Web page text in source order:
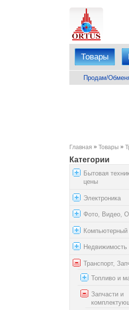
Товары
Продам/
Главная » Товары »
Категории
Бытовая
цены
Электроника
Фото, Видео,
Недвижимость
Транспорт,
Топливо и
Запчасти и